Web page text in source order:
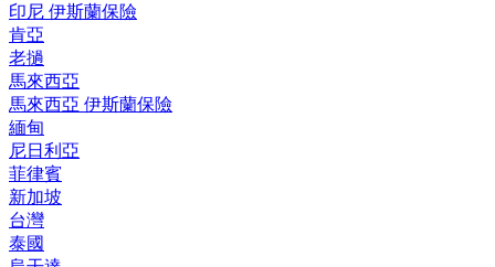
印尼 伊斯蘭保險
肯亞
老撾
馬來西亞
馬來西亞 伊斯蘭保險
緬甸
尼日利亞
菲律賓
新加坡
台灣
泰國